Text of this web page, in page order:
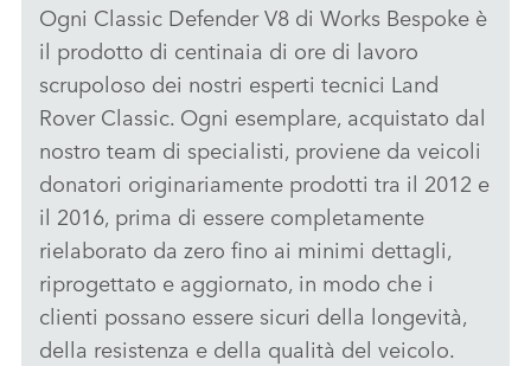
CLASSIC DEFENDER V8 BY WORKS BESPOKE - IMMAGINI
X
Ogni Classic Defender V8 di Works Bespoke è
il prodotto di centinaia di ore di lavoro
scrupoloso dei nostri esperti tecnici Land
Rover Classic. Ogni esemplare, acquistato dal
nostro team di specialisti, proviene da veicoli
donatori originariamente prodotti tra il 2012 e
il 2016, prima di essere completamente
rielaborato da zero fino ai minimi dettagli,
riprogettato e aggiornato, in modo che i
clienti possano essere sicuri della longevità,
della resistenza e della qualità del veicolo.